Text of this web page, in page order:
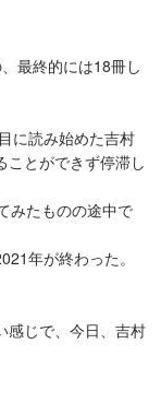
最終的には18冊し
に読み始めた吉村
ことができず停滞し
みたものの途中で
年が終わった。
感じで、今日、吉村